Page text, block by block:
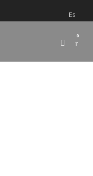
Es
0